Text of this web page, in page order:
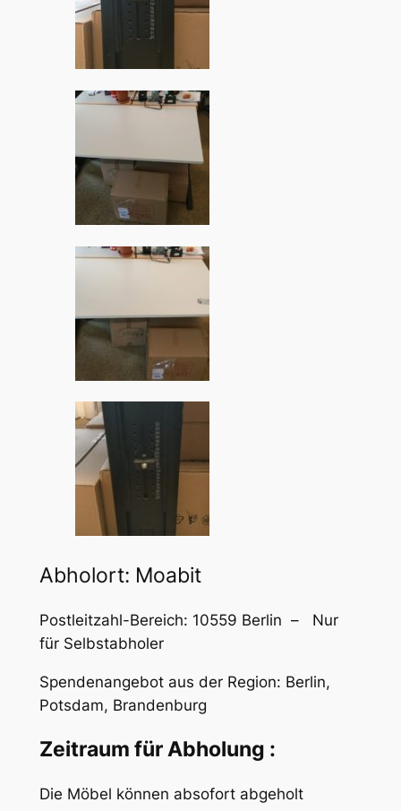
Abholort: Moabit
Postleitzahl-Bereich: 10559 Berlin – Nur
für Selbstabholer
Spendenangebot aus der Region: Berlin,
Potsdam, Brandenburg
Zeitraum für Abholung :
Die Möbel können absofort abgeholt